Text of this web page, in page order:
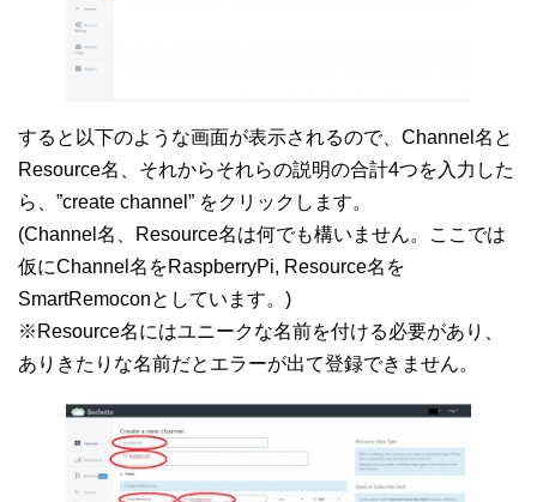
すると以下のような画面が表示されるので、Channel名と
Resource名、それからそれらの説明の合計4つを入力した
ら、”create channel” をクリックします。
(Channel名、Resource名は何でも構いません。ここでは
仮にChannel名をRaspberryPi, Resource名を
SmartRemoconとしています。)
※Resource名にはユニークな名前を付ける必要があり、
ありきたりな名前だとエラーが出て登録できません。